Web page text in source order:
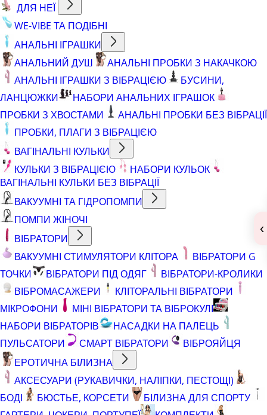
ДЛЯ НЕЇ
WE-VIBE ТА ПОДІБНІ
АНАЛЬНІ ІГРАШКИ
АНАЛЬНИЙ ДУШ
АНАЛЬНІ ПРОБКИ З НАКАЧКОЮ
АНАЛЬНІ ІГРАШКИ З ВІБРАЦІЄЮ
БУСИНИ,
ЛАНЦЮЖКИ
НАБОРИ АНАЛЬНИХ ІГРАШОК
ПРОБКИ З ХВОСТАМИ
АНАЛЬНІ ПРОБКИ БЕЗ ВІБРАЦІЇ
ПРОБКИ, ПЛАГИ З ВІБРАЦІЄЮ
ВАГІНАЛЬНІ КУЛЬКИ
КУЛЬКИ З ВІБРАЦІЄЮ
НАБОРИ КУЛЬОК
ВАГІНАЛЬНІ КУЛЬКИ БЕЗ ВІБРАЦІЇ
ВАКУУМНІ ТА ГІДРОПОМПИ
ПОМПИ ЖІНОЧІ
ВІБРАТОРИ
ВАКУУМНІ СТИМУЛЯТОРИ КЛІТОРА
ВІБРАТОРИ G
ТОЧКИ
ВІБРАТОРИ ПІД ОДЯГ
ВІБРАТОРИ-КРОЛИКИ
ВІБРОМАСАЖЕРИ
КЛІТОРАЛЬНІ ВІБРАТОРИ
МІКРОФОНИ
МІНІ ВІБРАТОРИ ТА ВІБРОКУЛІ
НАБОРИ ВІБРАТОРІВ
НАСАДКИ НА ПАЛЕЦЬ
ПУЛЬСАТОРИ
СМАРТ ВІБРАТОРИ
ВІБРОЯЙЦЯ
ЕРОТИЧНА БІЛИЗНА
АКСЕСУАРИ (РУКАВИЧКИ, НАЛІПКИ, ПЕСТОЩІ)
БОДІ
БЮСТЬЕ, КОРСЕТИ
БІЛИЗНА ДЛЯ СПОРТУ
‹